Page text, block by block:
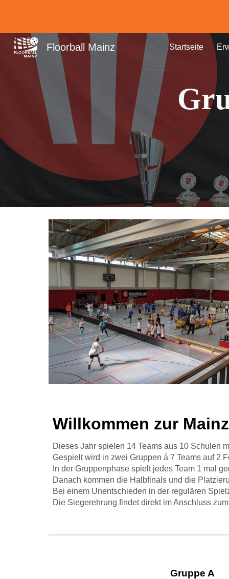
Floorball Mainz Startseite
Willkommen zur
Dieses Jahr spielen 14 Teams aus 10 Schulen
Gespielt wird in zwei Gruppen á 7 Teams auf 2
In der Gruppenphase spielt jedes Team 1 mal
Danach kommen die Halbfinals und die
Bei einem Unentschieden in der regulären
Die Siegerehrung findet direkt im Anschluss
Gruppe A